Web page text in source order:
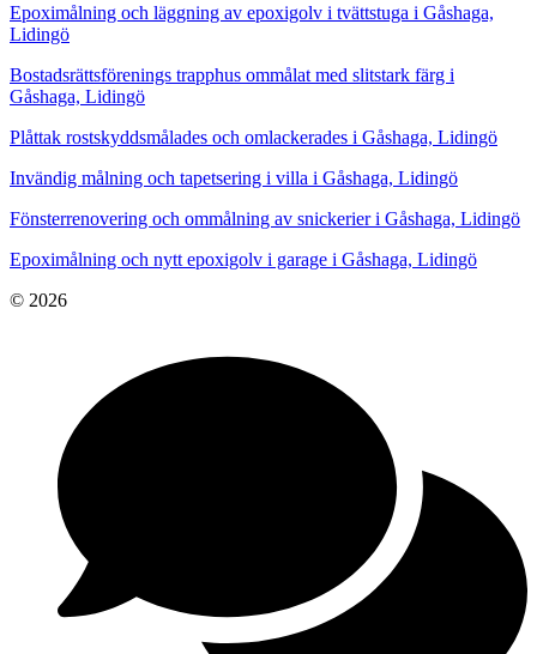
Epoximålning och läggning av epoxigolv i tvättstuga i Gåshaga,
Lidingö
Bostadsrättsförenings trapphus ommålat med slitstark färg i
Gåshaga, Lidingö
Plåttak rostskyddsmålades och omlackerades i Gåshaga, Lidingö
Invändig målning och tapetsering i villa i Gåshaga, Lidingö
Fönsterrenovering och ommålning av snickerier i Gåshaga, Lidingö
Epoximålning och nytt epoxigolv i garage i Gåshaga, Lidingö
© 2026